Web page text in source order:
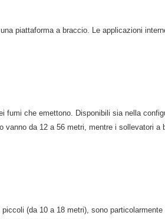
piattaforma a braccio. Le applicazioni
fumi che emettono. Disponibili sia nella
da 12 a 56 metri, mentre i sollevatori
(da 10 a 18 metri), sono